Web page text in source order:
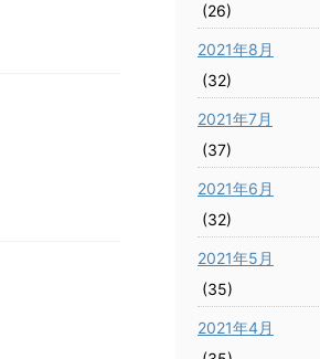
(26)
2021年8月
(32)
2021年7月
(37)
2021年6月
(32)
2021年5月
(35)
2021年4月